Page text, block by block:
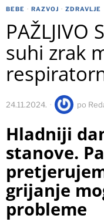
BEBE · RAZVOJ · ZDRAVLJE
PAŽLJIVO
suhi zrak
24.11.2024. po
Hladniji
stanove.
grijanje
probleme